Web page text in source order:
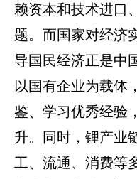
赖资本和技术进口
题。而国家对经济
导国民经济正是中
以国有企业为载体
鉴、学习优秀经验
升。同时，锂产业
工、流通、消费等